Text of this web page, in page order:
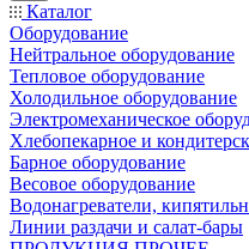
Каталог
Оборудование
Нейтральное оборудование
Тепловое оборудование
Холодильное оборудование
Электромеханическое
Хлебопекарное и
Барное оборудование
Весовое оборудование
Водонагреватели,
Линии раздачи и салат-бары